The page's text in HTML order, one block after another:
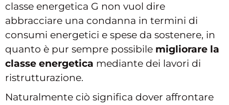
classe energetica G non vuol dire
abbracciare una condanna in termini di
consumi energetici e spese da sostenere, in
quanto è pur sempre possibile migliorare la
classe energetica mediante dei lavori di
ristrutturazione.
Naturalmente ciò significa dover affrontare